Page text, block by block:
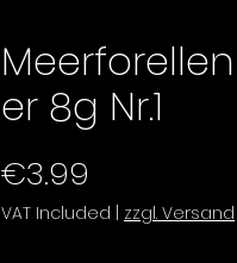
er 8g Nr.1
€3.99
VAT Included zzgl. Versand